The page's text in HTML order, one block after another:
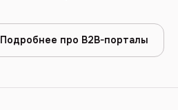
Подробнее про B2B-порталы